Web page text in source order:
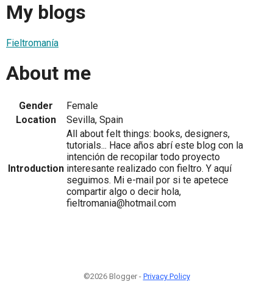
My blogs
Fieltromanía
About me
Gender
Female
Location
Sevilla, Spain
Introduction
All about felt things: books, designers,
tutorials... Hace años abrí este blog con la
intención de recopilar todo proyecto
interesante realizado con fieltro. Y aquí
seguimos. Mi e-mail por si te apetece
compartir algo o decir hola,
fieltromania@hotmail.com
©2026 Blogger - Privacy Policy